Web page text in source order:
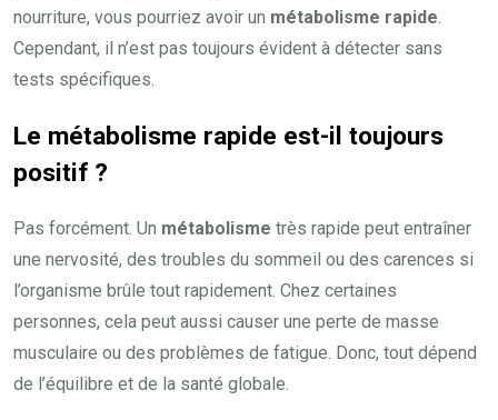
nourriture, vous pourriez avoir un métabolisme rapide.
Cependant, il n’est pas toujours évident à détecter sans
tests spécifiques.
Le métabolisme rapide est-il toujours
positif ?
Pas forcément. Un métabolisme très rapide peut entraîner
une nervosité, des troubles du sommeil ou des carences si
l’organisme brûle tout rapidement. Chez certaines
personnes, cela peut aussi causer une perte de masse
musculaire ou des problèmes de fatigue. Donc, tout dépend
de l’équilibre et de la santé globale.